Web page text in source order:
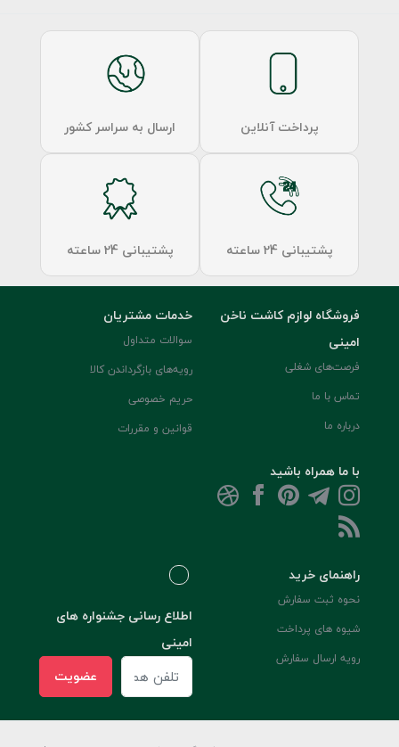
پرداخت آنلاین ارسال به سراسر کشور
پشتیبانی 24 ساعته پشتیبانی 24 ساعته
فروشگاه لوازم کاشت ناخن
امینی
فرصت‌های شغلی
تماس با ما
درباره ما
با ما همراه باشید
خدمات مشتریان
سوالات متداول
رویه‌های بازگرداندن کالا
حریم خصوصی
قوانین و مقررات
راهنمای خرید
نحوه ثبت سفارش
شیوه های پرداخت
رویه ارسال سفارش
اطلاع رسانی جشنواره های
امینی
عضویت